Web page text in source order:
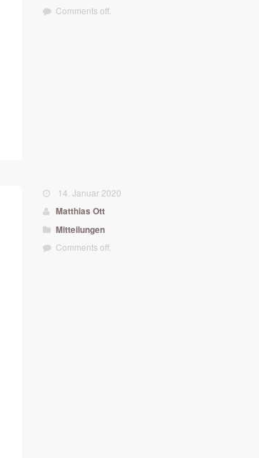
Comments off.
14. Januar 2020
Matthias Ott
Mitteilungen
Comments off.